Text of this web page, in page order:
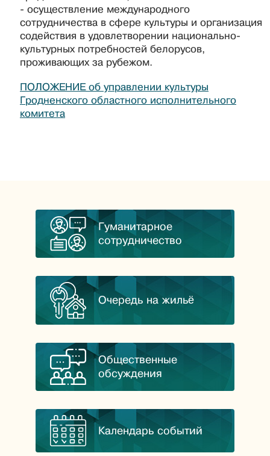
- осуществление международного
сотрудничества в сфере культуры и организация
содействия в удовлетворении национально-
культурных потребностей белорусов,
проживающих за рубежом.
ПОЛОЖЕНИЕ об управлении культуры
Гродненского областного исполнительного
комитета
Гуманитарное
сотрудничество
Очередь на жильё
Общественные
обсуждения
Календарь событий